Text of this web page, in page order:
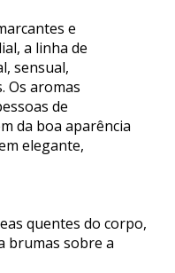
e
a linha de
sensual,
Os aromas
de
da boa aparência
elegante,
quentes do corpo,
brumas sobre a